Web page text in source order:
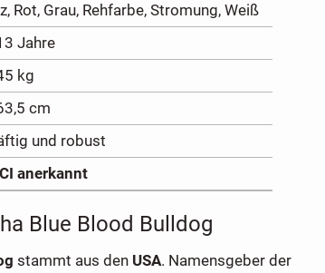
Rot, Grau, Rehfarbe, Stromung, Weiß
Jahre
kg
cm
und robust
anerkannt
Blue Blood Bulldog
stammt aus den USA. Namensgeber der